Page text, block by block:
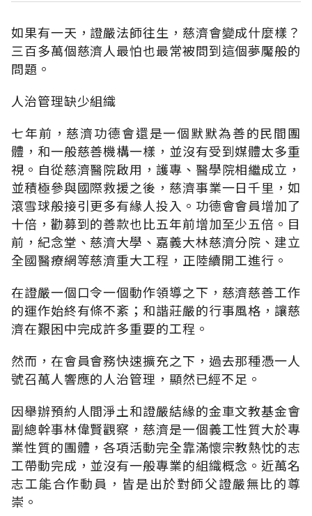
如果有一天，證嚴法師往生，慈濟會變成什麼樣？
三百多萬個慈濟人最怕也最常被問到這個夢魘般的
問題。
人治管理缺少組織
七年前，慈濟功德會還是一個默默為善的民間團
體，和一般慈善機構一樣，並沒有受到媒體太多重
視。自從慈濟醫院啟用，護專、醫學院相繼成立，
並積極參與國際救援之後，慈濟事業一日千里，如
滾雪球般接引更多有緣人投入。功德會會員增加了
十倍，勸募到的善款也比五年前增加至少五倍。目
前，紀念堂、慈濟大學、嘉義大林慈濟分院、建立
全國醫療網等慈濟重大工程，正陸續開工進行。
在證嚴一個口令一個動作領導之下，慈濟慈善工作
的運作始終有條不紊；和諧莊嚴的行事風格，讓慈
濟在艱困中完成許多重要的工程。
然而，在會員會務快速擴充之下，過去那種憑一人
號召萬人響應的人治管理，顯然已經不足。
因舉辦預約人間淨土和證嚴結緣的金車文教基金會
副總幹事林偉賢觀察，慈濟是一個義工性質大於專
業性質的團體，各項活動完全靠滿懷宗教熱忱的志
工帶動完成，並沒有一般專業的組織概念。近萬名
志工能合作動員，皆是出於對師父證嚴無比的尊
崇。